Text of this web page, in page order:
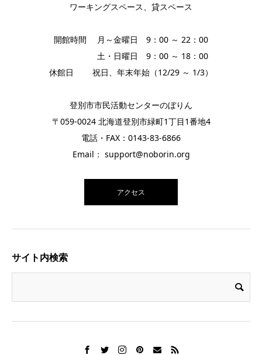
ワーキングスペース、貸スペース
開館時間 月～金曜日 9：00 ～ 22：00
土・日曜日 9：00 ～ 18：00
休館日 祝日、年末年始（12/29 ～ 1/3）
登別市市民活動センターのぼりん
〒059-0024 北海道登別市緑町1丁目1番地4
電話・FAX：0143-83-6866
Email： support@noborin.org
アクセス
サイト内検索